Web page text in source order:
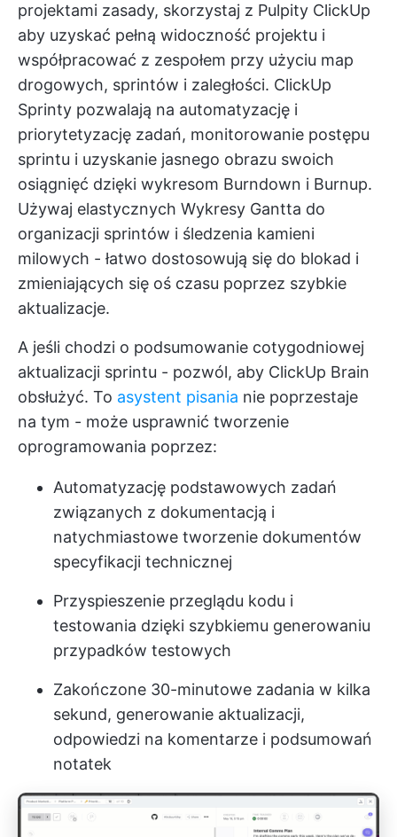
projektami zasady, skorzystaj z Pulpity ClickUp
aby uzyskać pełną widoczność projektu i
współpracować z zespołem przy użyciu map
drogowych, sprintów i zaległości. ClickUp
Sprinty pozwalają na automatyzację i
priorytetyzację zadań, monitorowanie postępu
sprintu i uzyskanie jasnego obrazu swoich
osiągnięć dzięki wykresom Burndown i Burnup.
Używaj elastycznych Wykresy Gantta do
organizacji sprintów i śledzenia kamieni
milowych - łatwo dostosowują się do blokad i
zmieniających się oś czasu poprzez szybkie
aktualizacje.
A jeśli chodzi o podsumowanie cotygodniowej
aktualizacji sprintu - pozwól, aby ClickUp Brain
obsłużyć. To asystent pisania nie poprzestaje
na tym - może usprawnić tworzenie
oprogramowania poprzez:
Automatyzację podstawowych zadań
związanych z dokumentacją i
natychmiastowe tworzenie dokumentów
specyfikacji technicznej
Przyspieszenie przeglądu kodu i
testowania dzięki szybkiemu generowaniu
przypadków testowych
Zakończone 30-minutowe zadania w kilka
sekund, generowanie aktualizacji,
odpowiedzi na komentarze i podsumowań
notatek